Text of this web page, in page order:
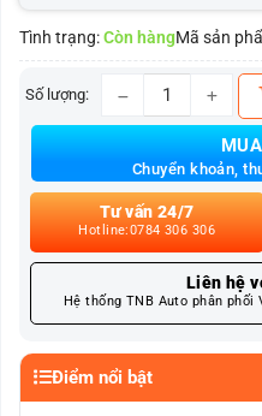
Tình trạng:Còn hàngMã sản
Số lượng:
Camera hành
Chuyển khoản,
Tư vấn 24/7
Hotline:0784 306 306
Liên hệ
Hệ thống TNB Auto phân
Điểm nổi bật